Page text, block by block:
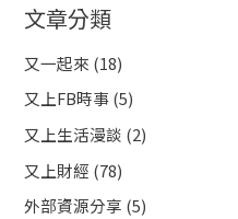
關
字
:
文章分類
又一起來 (18)
又上FB時事(5)
又上生活漫談 (2)
又上財經 (78)
外部資源分享 (5)